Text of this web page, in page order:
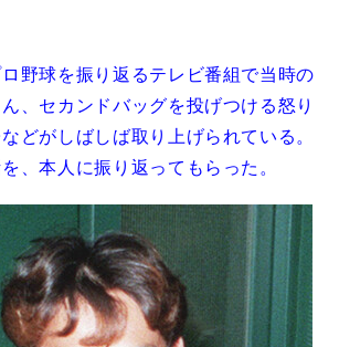
野球を振り返るテレビ番組で当時の
、セカンドバッグを投げつける怒り
どがしばしば取り上げられている。
、本人に振り返ってもらった。